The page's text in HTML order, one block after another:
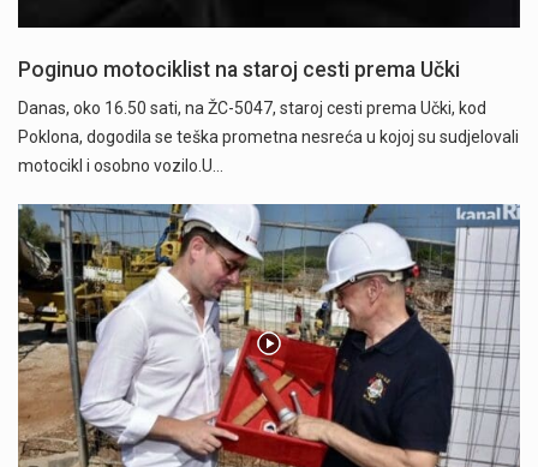
Poginuo motociklist na staroj cesti prema Učki
Danas, oko 16.50 sati, na ŽC-5047, staroj cesti prema Učki, kod
Poklona, dogodila se teška prometna nesreća u kojoj su sudjelovali
motocikl i osobno vozilo.U…